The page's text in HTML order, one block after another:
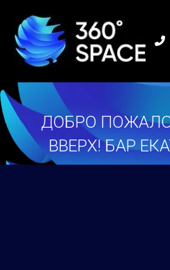
ДОБРО
ВВЕРХ! БАР